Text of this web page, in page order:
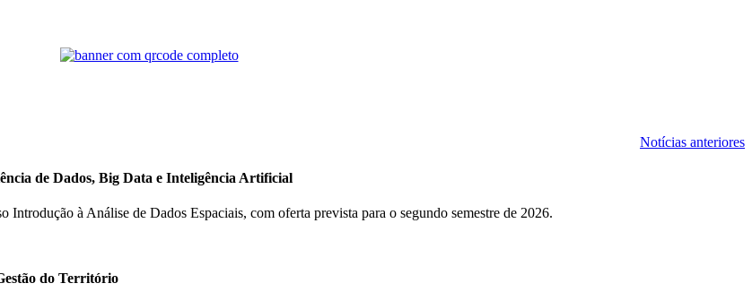
Notícias anteriores
de Dados, Big Data e Inteligência Artificial
à Análise de Dados Espaciais, com oferta prevista para o segundo semestre de 2026.
do Território